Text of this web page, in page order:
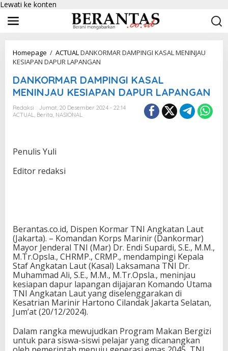
Lewati ke konten
Homepage / ACTUALDANKORMAR DAMPINGI KASAL MENINJAU
KESIAPAN DAPUR LAPANGAN
DANKORMAR DAMPINGI KASAL
MENINJAU KESIAPAN DAPUR LAPANGAN
Redaksi
Jumat, 20 Desember 2024 - 22:14
ACTUAL, Berita, NASIONAL
Penulis Yuli
Editor redaksi
Berantas.co.id, Dispen Kormar TNI Angkatan Laut
(Jakarta). – Komandan Korps Marinir (Dankormar)
Mayor Jenderal TNI (Mar) Dr. Endi Supardi, S.E., M.M.,
M.Tr.Opsla., CHRMP., CRMP., mendampingi Kepala
Staf Angkatan Laut (Kasal) Laksamana TNI Dr.
Muhammad Ali, S.E., M.M., M.Tr.Opsla., meninjau
kesiapan dapur lapangan dijajaran Komando Utama
TNI Angkatan Laut yang diselenggarakan di
Kesatrian Marinir Hartono Cilandak Jakarta Selatan,
Jum’at (20/12/2024).
Dalam rangka mewujudkan Program Makan Bergizi
untuk para siswa-siswi pelajar yang dicanangkan